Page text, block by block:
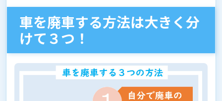
車を廃車する方法は大きく分
けて３つ！